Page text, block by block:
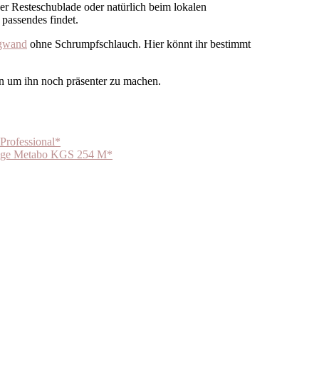
oder natürlich beim lokalen
findet.
ohne Schrumpfschlauch. Hier könnt ihr bestimmt
um ihn noch präsenter zu machen.
Metabo KGS 254 M*